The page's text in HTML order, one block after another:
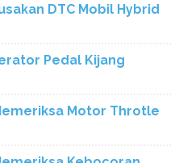
DTC Mobil Hybrid
Pedal Kijang
Motor Throtle